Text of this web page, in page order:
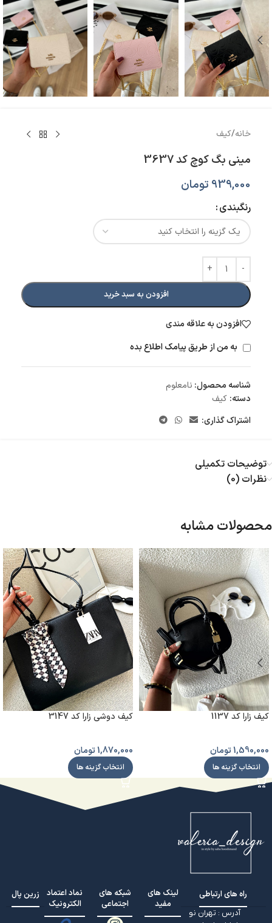
خانه/کیف
مینی بگ کوچ کد 3637
939,000 تومان
رنگبندی
افزودن به سبد خرید
افزودن به علاقه مندی
به من از طریق پیامک اطلاع بده
شناسه محصول: نامعلوم
دسته: کیف
اشتراک گذاری:
توضیحات تکمیلی
نظرات (0)
محصولات مشابه
کیف زارا کد 1137
1,590,000تومان
انتخاب گزینه ها
کیف دوشی زارا کد 3147
1,870,000تومان
انتخاب گزینه ها
راه های ارتباطی
آدرس : تهران نو
لینک های
مفید
شبکه های
اجتماعی
نماد اعتماد
الکترونیک
زرین پال